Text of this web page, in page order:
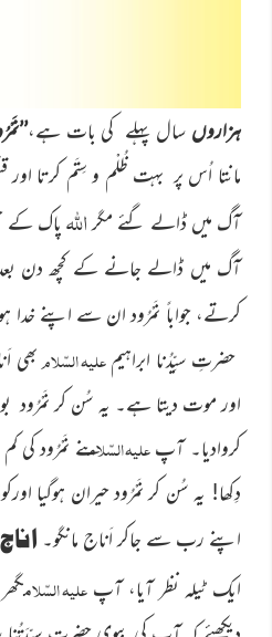
ہزاروں سال پہلے کی بات ہے،
مانتا اُس پر بہت ظُلْم و سِتَم کرتا
آگ میں ڈالے گئے مگراللہپاک کے
آگ میں ڈالے جانے کے کچھ دن بعد
کرتے، جواباً نَمْرُود ان سے اپنے خدا
حضرتِ سیِّدُنا ابراہیمعلیہ السّلام بھی
اور موت دیتا ہے۔ یہ سُن کر نَمْرُود
کروادیا۔ آپعلیہ السّلامنے نَمْرُود کی
دِکھا! یہ سُن کر نَمْرُود حیران ہوگیا
اپنے رب سے جاکر اَناج مانگو۔
ایک ٹیلہ نظر آیا، آپ علیہ السّلام